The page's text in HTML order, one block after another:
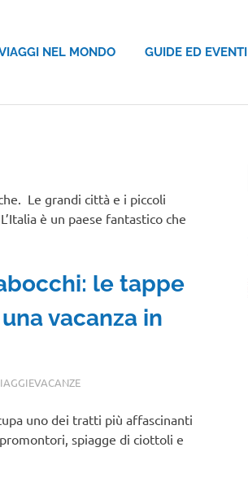
NEL MONDO GUIDE ED EVENTI
Le grandi città e i piccoli
è un paese fantastico che
le tappe
vacanza in
uno dei tratti più affascinanti
spiagge di ciottoli e